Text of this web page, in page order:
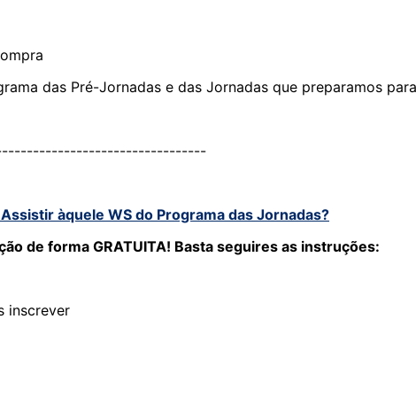
das Pré-Jornadas e das Jornadas que preparamos
àquele WS do Programa das Jornadas?
de forma GRATUITA! Basta seguires as instruções:
inscrever